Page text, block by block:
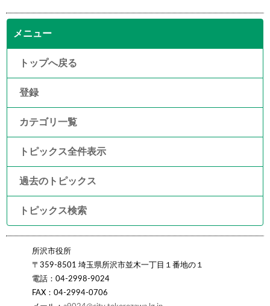
メニュー
トップへ戻る
登録
カテゴリ一覧
トピックス全件表示
過去のトピックス
トピックス検索
所沢市役所
〒359-8501 埼玉県所沢市並木一丁目１番地の１
電話：04-2998-9024
FAX：04-2994-0706